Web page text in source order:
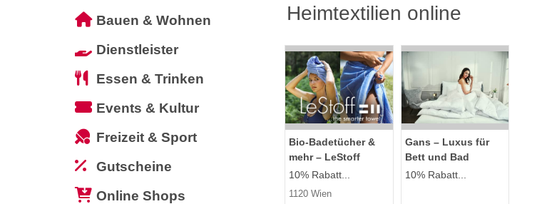
Bauen & Wohnen
Dienstleister
Essen & Trinken
Events & Kultur
Freizeit & Sport
Gutscheine
Online Shops
Heimtextilien online
Bio-Badetücher &
mehr – LeStoff
10% Rabatt...
1120 Wien
Gans – Luxus für
Bett und Bad
10% Rabatt...